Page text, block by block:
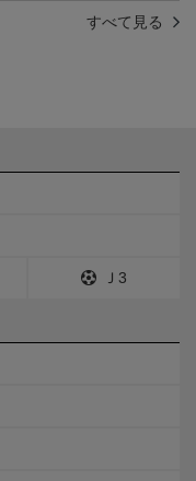
すべて見る
Ｊ3